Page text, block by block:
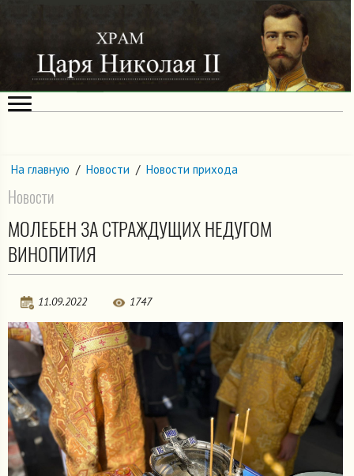
На главную / Новости / Новости прихода
Новости
МОЛЕБЕН ЗА СТРАЖДУЩИХ НЕДУГОМ
ВИНОПИТИЯ
11.09.2022 1747